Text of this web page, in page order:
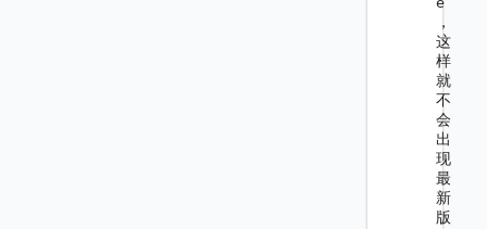
，
这
样
就
不
会
出
现
最
新
版